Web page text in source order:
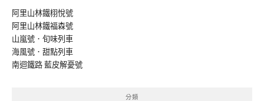
阿里山林鐵栩悅號
阿里山林鐵福森號
山嵐號．旬味列車
海風號．甜點列車
南迴鐵路 藍皮解憂號
分類